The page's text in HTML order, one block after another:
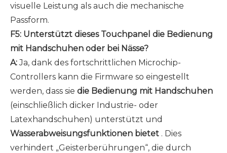
visuelle Leistung als auch die mechanische
Passform.
F5: Unterstützt dieses Touchpanel die Bedienung
mit Handschuhen oder bei Nässe?
A:Ja, dank des fortschrittlichen Microchip-
Controllers kann die Firmware so eingestellt
werden, dass sie die Bedienung mit Handschuhen
(einschließlich dicker Industrie- oder
Latexhandschuhen) unterstützt und
Wasserabweisungsfunktionen bietet . Dies
verhindert „Geisterberührungen“, die durch